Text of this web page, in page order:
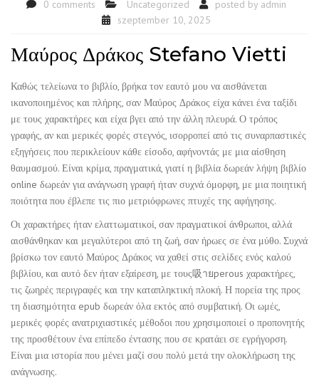
0 comments Uncategorized posted by admin
szeptember 10, 2025
Μαύρος Δράκος Stefano Vietti
Καθώς τελείωνα το βιβλίο, βρήκα τον εαυτό μου να αισθάνεται
ικανοποιημένος και πλήρης, σαν Μαύρος Δράκος είχα κάνει ένα ταξίδι
με τους χαρακτήρες και είχα βγει από την άλλη πλευρά. Ο τρόπος
γραφής, αν και μερικές φορές στεγνός, ισορροπεί από τις συναρπαστικές
εξηγήσεις που περικλείουν κάθε είσοδο, αφήνοντάς με μια αίσθηση
θαυμασμού. Είναι κρίμα, πραγματικά, γιατί η βιβλία δωρεάν λήψη βιβλίο
online δωρεάν για ανάγνωση γραφή ήταν συχνά όμορφη, με μια ποιητική
ποιότητα που έβλεπε τις πιο μετριόφρωνες πτυχές της αφήγησης.
Οι χαρακτήρες ήταν ελαττωματικοί, σαν πραγματικοί άνθρωποι, αλλά
αισθάνθηκαν και μεγαλύτεροι από τη ζωή, σαν ήρωες σε ένα μύθο. Συχνά
βρίσκω τον εαυτό Μαύρος Δράκος να χαθεί στις σελίδες ενός καλού
βιβλίου, και αυτό δεν ήταν εξαίρεση, με τους吸ายperous χαρακτήρες,
τις ζωηρές περιγραφές και την καταπληκτική πλοκή. Η πορεία της προς
τη διασημότητα epub δωρεάν όλα εκτός από συμβατική. Οι ωμές,
μερικές φορές ανατριχιαστικές μέθοδοι που χρησιμοποιεί ο προπονητής
της προσθέτουν ένα επίπεδο έντασης που σε κρατάει σε εγρήγορση.
Είναι μια ιστορία που μένει μαζί σου πολύ μετά την ολοκλήρωση της
ανάγνωσης.